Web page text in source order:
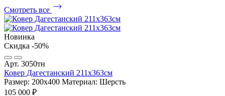
Смотреть все
Новинка
Скидка -50%
Арт. 3050тн
Ковер Дагестанский 211x363см
Размер: 200х400 Материал: Шерсть
105 000 ₽